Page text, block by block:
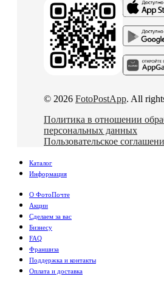
© 2026 FotoPostApp. All
Политика в отношении
персональных данных
Пользовательское
Каталог
Информация
О ФотоПочте
Акции
Сделаем за вас
Бизнесу
FAQ
Франшиза
Поддержка и контакты
Оплата и доставка